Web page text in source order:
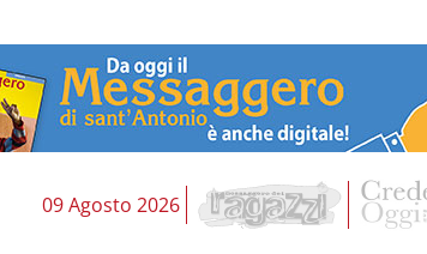
09 Agosto 2026